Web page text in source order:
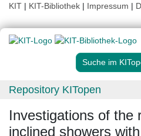
KIT | KIT-Bibliothek | Impressum |
Suche im
Repository KITopen
Investigations of the
inclined showers